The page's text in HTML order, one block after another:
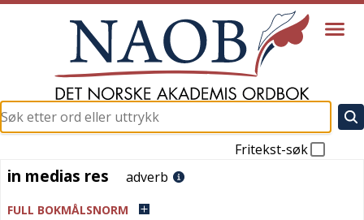
Fritekst-søk
in medias res
in medias res adverb
FULL BOKMÅLSNORM